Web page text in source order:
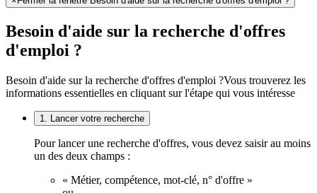
Besoin d'aide sur la recherche d'offres
d'emploi ?
Besoin d'aide sur la recherche d'offres d'emploi ?Vous trouverez les
informations essentielles en cliquant sur l'étape qui vous intéresse
1. Lancer votre recherche
Pour lancer une recherche d'offres, vous devez saisir au moins
un des deux champs :
« Métier, compétence, mot-clé, n° d'offre »